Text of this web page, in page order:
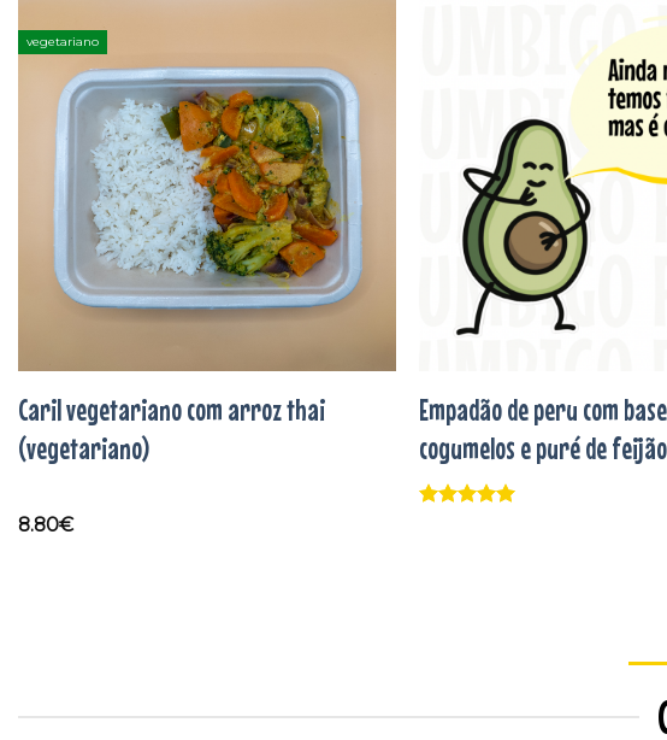
vegetariano
Adicionar
aos
favoritos
Caril vegetariano com arroz thai
(vegetariano)
8.80€
Empadão de peru com
cogumelos e puré de